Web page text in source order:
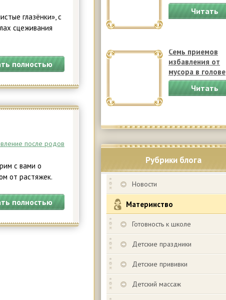
Читать
Семь приемов
избавления от
мусора в голове
Читать
Рубрики блога
Новости
Материнство
Готовность к школе
Детские праздники
Детские прививки
Детский массаж
глазёнки», с
сцеживания
полностью
после родов
с вами о
от растяжек.
полностью